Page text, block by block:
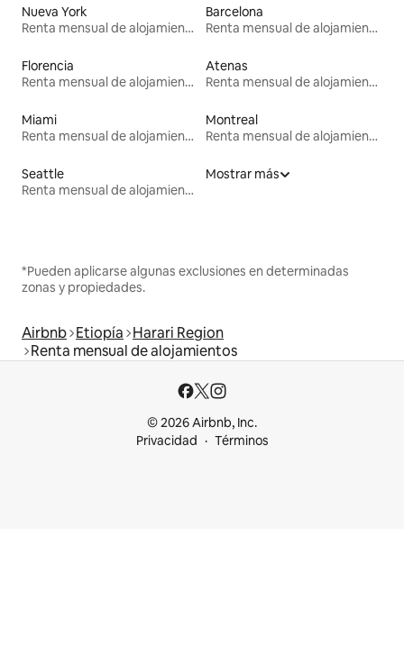
Nueva York
Renta mensual de alojamientos
Barcelona
Renta mensual de alojamientos
Florencia
Renta mensual de alojamientos
Atenas
Renta mensual de alojamientos
Miami
Renta mensual de alojamientos
Montreal
Renta mensual de alojamientos
Seattle
Renta mensual de alojamientos
Mostrar más
*Pueden aplicarse algunas exclusiones en determinadas
zonas y propiedades.
Airbnb Etiopía Harari Region
Renta mensual de alojamientos
© 2026 Airbnb, Inc.
Privacidad
Términos